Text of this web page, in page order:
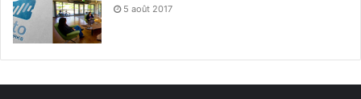
5 août 2017